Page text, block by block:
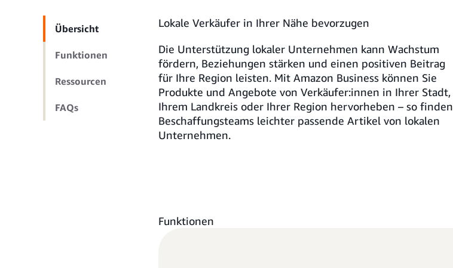
Übersicht
Funktionen
Ressourcen
FAQs
Lokale Verkäufer in Ihrer Nähe bevorzugen
Die Unterstützung lokaler Unternehmen kann Wachstum
fördern, Beziehungen stärken und einen positiven Beitrag
für Ihre Region leisten. Mit Amazon Business können Sie
Produkte und Angebote von Verkäufer:innen in Ihrer Stadt,
Ihrem Landkreis oder Ihrer Region hervorheben – so finden
Beschaffungsteams leichter passende Artikel von lokalen
Unternehmen.
Funktionen